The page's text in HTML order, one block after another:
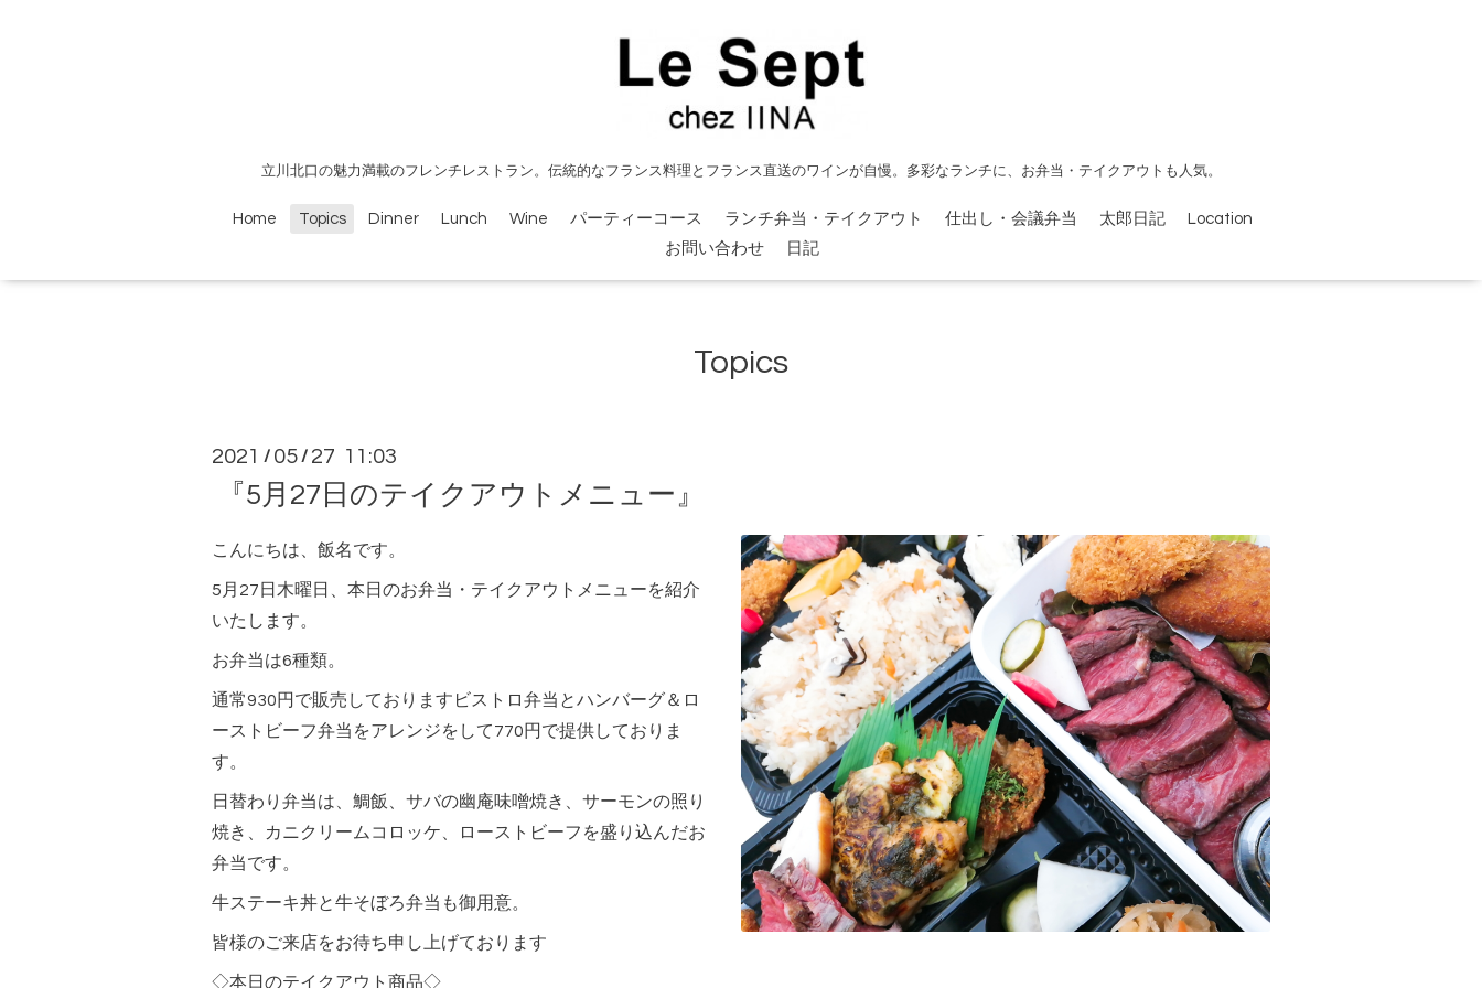
立川北口の魅力満載のフレンチレストラン。伝統的なフランス料理とフランス直送のワインが自慢。多彩なランチに、お弁当・テイクアウトも人気。
Home Topics Dinner Lunch Wine パーティーコース ランチ弁当・テイクアウト 仕出し・会議弁当 太郎日記
Location
お問い合わせ
日記
Topics
2021 / 05 / 27 11:03
『5月27日のテイクアウトメニュー』
こんにちは、飯名です。
5月27日木曜日、本日のお弁当・テイクアウトメニューを紹介
いたします。
お弁当は6種類。
通常930円で販売しておりますビストロ弁当とハンバーグ＆ロ
ーストビーフ弁当をアレンジをして770円で提供しておりま
す。
日替わり弁当は、鯛飯、サバの幽庵味噌焼き、サーモンの照り
焼き、カニクリームコロッケ、ローストビーフを盛り込んだお
弁当です。
牛ステーキ丼と牛そぼろ弁当も御用意。
皆様のご来店をお待ち申し上げております
◇本日のテイクアウト商品◇